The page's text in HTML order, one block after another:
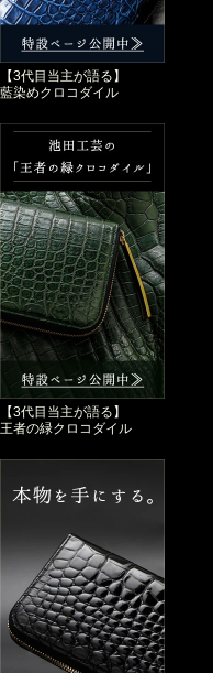
【3代目当主が語る】
藍染めクロコダイル
【3代目当主が語る】
王者の緑クロコダイル